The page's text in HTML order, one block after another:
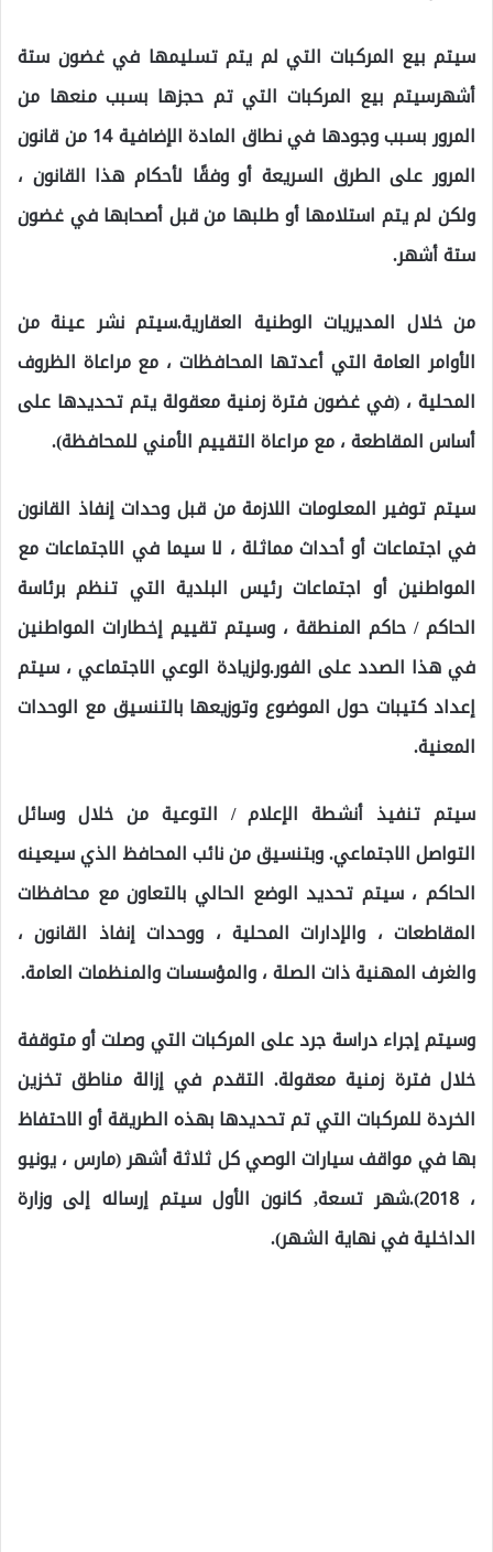
سيتم بيع المركبات التي لم يتم تسليمها في غضون ستة
أشهرسيتم بيع المركبات التي تم حجزها بسبب منعها من
المرور بسبب وجودها في نطاق المادة الإضافية 14 من قانون
المرور على الطرق السريعة أو وفقًا لأحكام هذا القانون ،
ولكن لم يتم استلامها أو طلبها من قبل أصحابها في غضون
ستة أشهر.
من خلال المديريات الوطنية العقارية.سيتم نشر عينة من
الأوامر العامة التي أعدتها المحافظات ، مع مراعاة الظروف
المحلية ، (في غضون فترة زمنية معقولة يتم تحديدها على
أساس المقاطعة ، مع مراعاة التقييم الأمني ​​للمحافظة).
سيتم توفير المعلومات اللازمة من قبل وحدات إنفاذ القانون
في اجتماعات أو أحداث مماثلة ، لا سيما في الاجتماعات مع
المواطنين أو اجتماعات رئيس البلدية التي تنظم برئاسة
الحاكم / حاكم المنطقة ، وسيتم تقييم إخطارات المواطنين
في هذا الصدد على الفور.ولزيادة الوعي الاجتماعي ، سيتم
إعداد كتيبات حول الموضوع وتوزيعها بالتنسيق مع الوحدات
المعنية.
سيتم تنفيذ أنشطة الإعلام / التوعية من خلال وسائل
التواصل الاجتماعي. وبتنسيق من نائب المحافظ الذي سيعينه
الحاكم ، سيتم تحديد الوضع الحالي بالتعاون مع محافظات
المقاطعات ، والإدارات المحلية ، ووحدات إنفاذ القانون ،
والغرف المهنية ذات الصلة ، والمؤسسات والمنظمات العامة.
وسيتم إجراء دراسة جرد على المركبات التي وصلت أو متوقفة
خلال فترة زمنية معقولة. التقدم في إزالة مناطق تخزين
الخردة للمركبات التي تم تحديدها بهذه الطريقة أو الاحتفاظ
بها في مواقف سيارات الوصي كل ثلاثة أشهر (مارس ، يونيو
، 2018).شهر تسعة, كانون الأول سيتم إرساله إلى وزارة
الداخلية في نهاية الشهر).